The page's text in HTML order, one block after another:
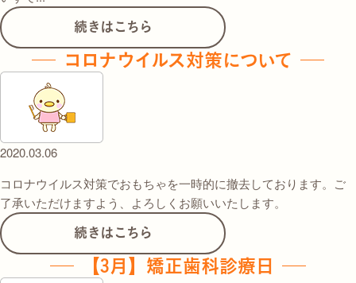
続きはこちら
コロナウイルス対策について
2020.03.06
コロナウイルス対策でおもちゃを一時的に撤去しております。ご
了承いただけますよう、よろしくお願いいたします。
続きはこちら
【3月】矯正歯科診療日